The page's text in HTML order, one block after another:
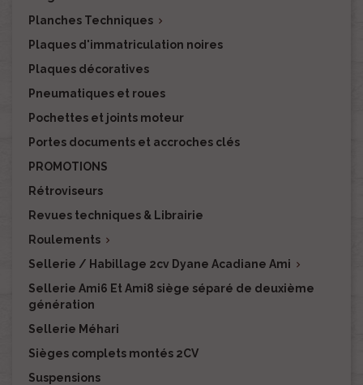
Planches Techniques 
Plaques d'immatriculation noires
Plaques décoratives
Pneumatiques et roues
Pochettes et joints moteur
Portes documents et accroches clés
PROMOTIONS
Rétroviseurs
Revues techniques & Librairie
Roulements 
Sellerie / Habillage 2cv Dyane Acadiane Ami 
Sellerie Ami6 Et Ami8 siège séparé de deuxième
génération
Sellerie Méhari
Sièges complets montés 2CV
Suspensions